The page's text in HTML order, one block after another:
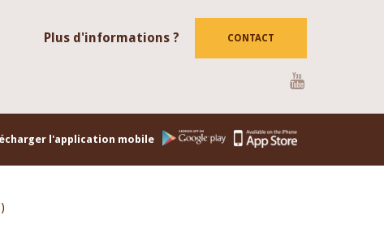
Plus d'informations ? CONTACT
l'application mobile